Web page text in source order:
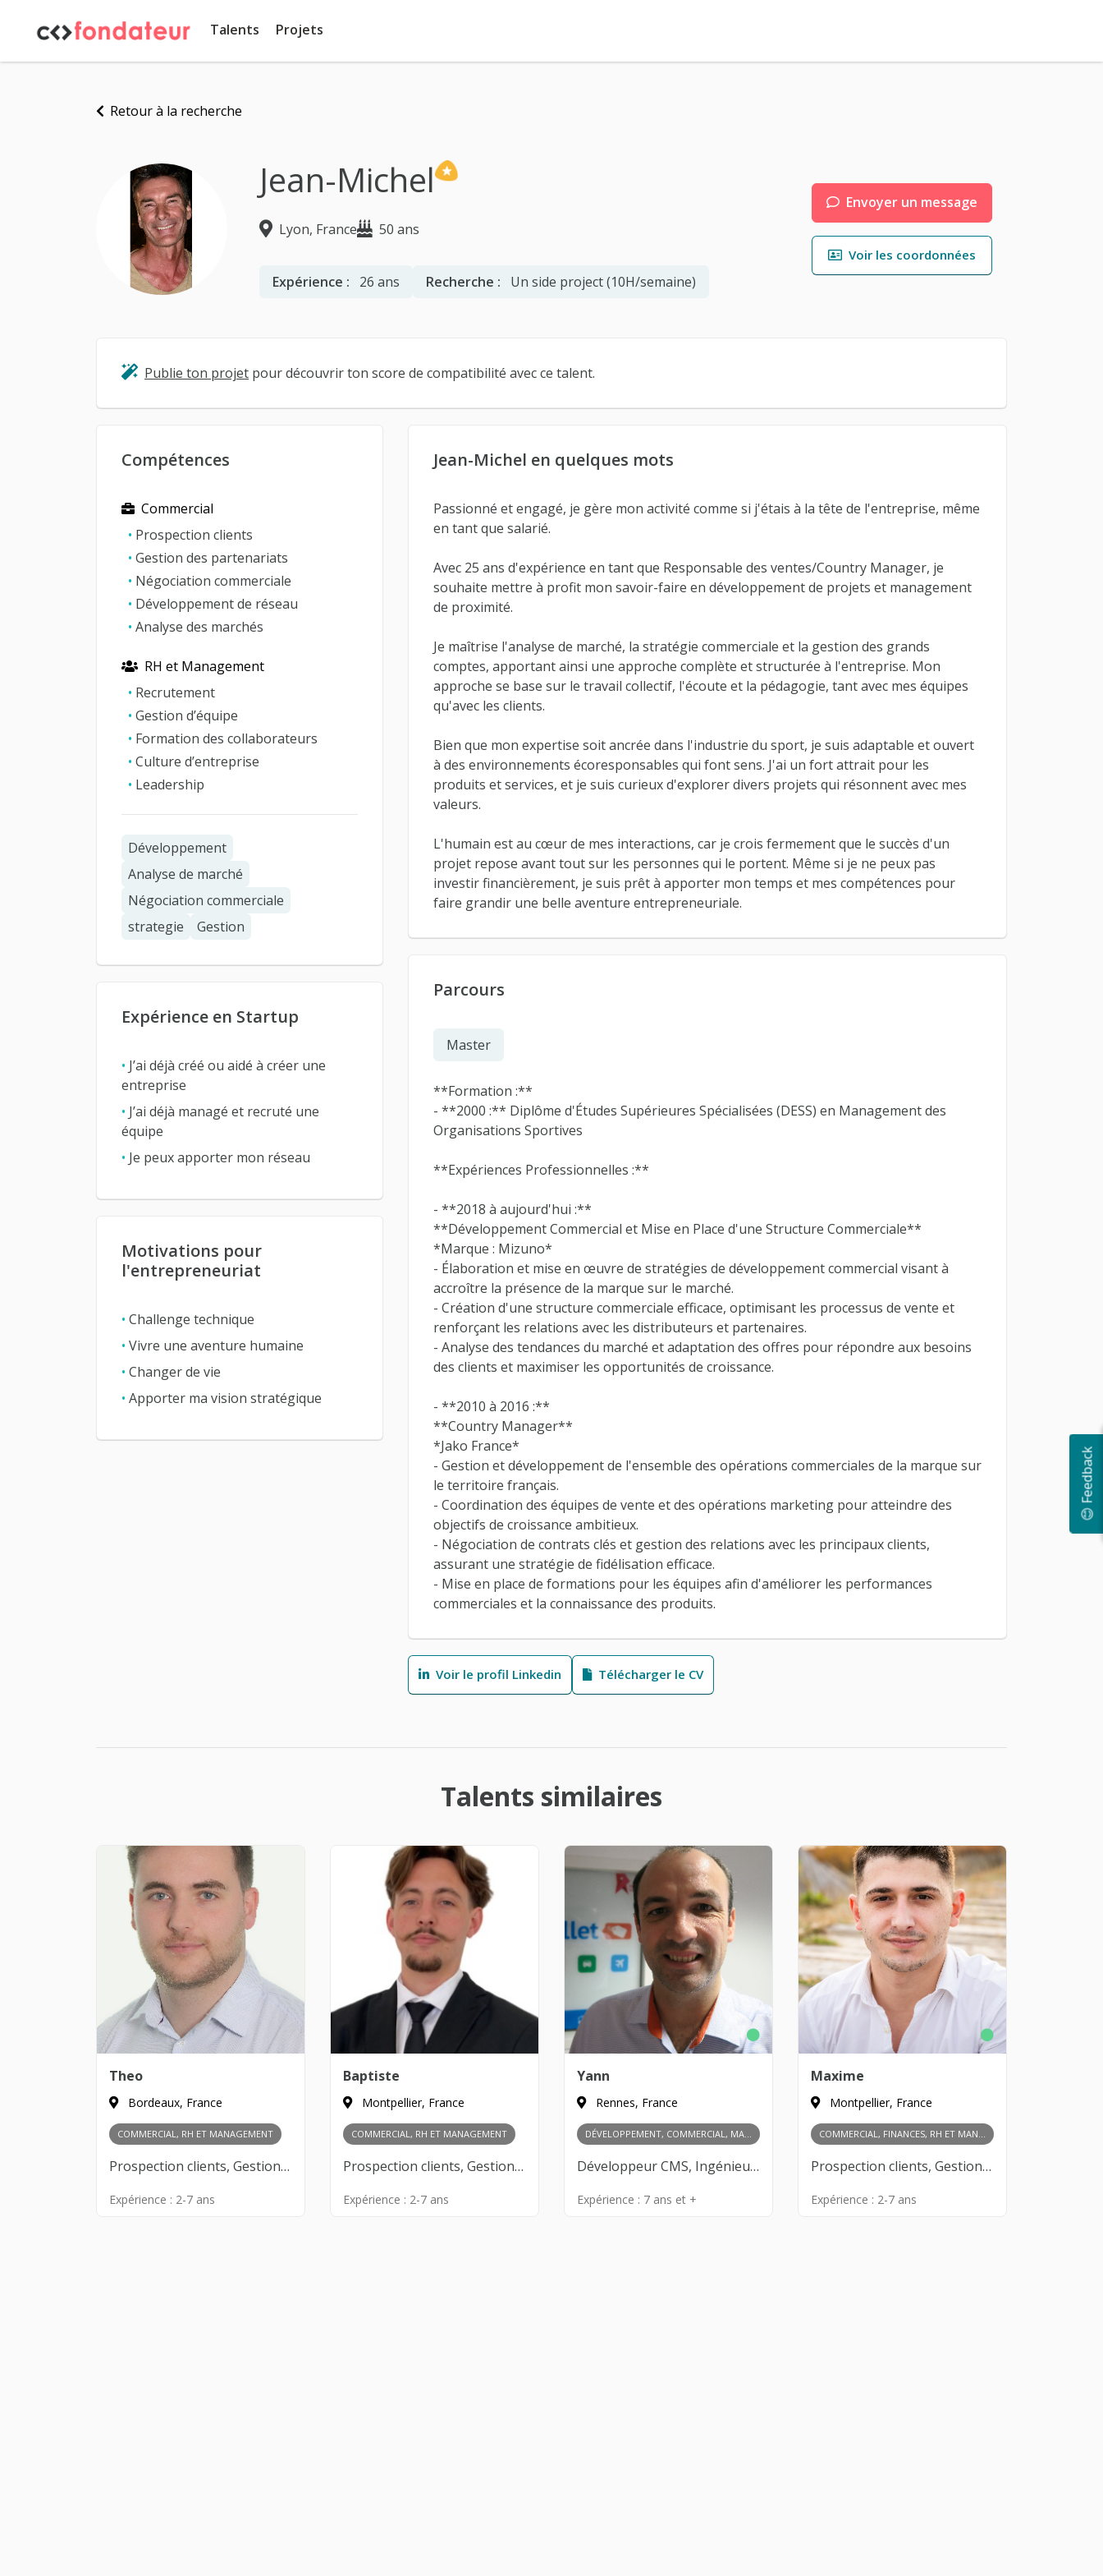
Talents Projets
Retour à la recherche
Jean-Michel
Lyon, France 50 ans
Expérience : 26 ans Recherche : Un side project (10H/semaine)
Envoyer un message
Voir les coordonnées
Publie ton projet pour découvrir ton score de compatibilité avec ce talent.
Jean-Michel en quelques mots
Passionné et engagé, je gère mon activité comme si j'étais à la tête de l'entreprise, même
en tant que salarié.
Avec 25 ans d'expérience en tant que Responsable des ventes/Country Manager, je
souhaite mettre à profit mon savoir-faire en développement de projets et management
de proximité.
Je maîtrise l'analyse de marché, la stratégie commerciale et la gestion des grands
comptes, apportant ainsi une approche complète et structurée à l'entreprise. Mon
approche se base sur le travail collectif, l'écoute et la pédagogie, tant avec mes équipes
qu'avec les clients.
Bien que mon expertise soit ancrée dans l'industrie du sport, je suis adaptable et ouvert
à des environnements écoresponsables qui font sens. J'ai un fort attrait pour les
produits et services, et je suis curieux d'explorer divers projets qui résonnent avec mes
valeurs.
L'humain est au cœur de mes interactions, car je crois fermement que le succès d'un
projet repose avant tout sur les personnes qui le portent. Même si je ne peux pas
investir financièrement, je suis prêt à apporter mon temps et mes compétences pour
faire grandir une belle aventure entrepreneuriale.
Parcours
Master
**Formation :**
- **2000 :** Diplôme d'Études Supérieures Spécialisées (DESS) en Management des
Organisations Sportives
**Expériences Professionnelles :**
- **2018 à aujourd'hui :**
**Développement Commercial et Mise en Place d'une Structure Commerciale**
*Marque : Mizuno*
- Élaboration et mise en œuvre de stratégies de développement commercial visant à
accroître la présence de la marque sur le marché.
- Création d'une structure commerciale efficace, optimisant les processus de vente et
renforçant les relations avec les distributeurs et partenaires.
- Analyse des tendances du marché et adaptation des offres pour répondre aux besoins
des clients et maximiser les opportunités de croissance.
- **2010 à 2016 :**
**Country Manager**
*Jako France*
- Gestion et développement de l'ensemble des opérations commerciales de la marque sur
le territoire français.
- Coordination des équipes de vente et des opérations marketing pour atteindre des
objectifs de croissance ambitieux.
- Négociation de contrats clés et gestion des relations avec les principaux clients,
assurant une stratégie de fidélisation efficace.
- Mise en place de formations pour les équipes afin d'améliorer les performances
commerciales et la connaissance des produits.
Voir le profil Linkedin Télécharger le CV
Compétences
Commercial
• Prospection clients
• Gestion des partenariats
• Négociation commerciale
• Développement de réseau
• Analyse des marchés
RH et Management
• Recrutement
• Gestion d’équipe
• Formation des collaborateurs
• Culture d’entreprise
• Leadership
Développement
Analyse de marché
Négociation commerciale
strategie
Gestion
Expérience en Startup
• J’ai déjà créé ou aidé à créer une
entreprise
• J’ai déjà managé et recruté une
équipe
• Je peux apporter mon réseau
Motivations pour
l'entrepreneuriat
• Challenge technique
• Vivre une aventure humaine
• Changer de vie
• Apporter ma vision stratégique
Talents similaires
Theo
Bordeaux, France
COMMERCIAL, RH ET MANAGEMENT
Prospection clients, Gestion des partenariats, Négociation commerciale, Développement de réseau, Analyse des marchés, Recrutement, Gestion d’équipe, Formation des collaborateurs, Culture d’entreprise, Leadership
Expérience : 2-7 ans
Baptiste
Montpellier, France
COMMERCIAL, RH ET MANAGEMENT
Prospection clients, Gestion des partenariats, Négociation commerciale, Développement de réseau, Analyse des marchés, Recrutement, Gestion d’équipe, Formation des collaborateurs, Culture d’entreprise, Leadership
Expérience : 2-7 ans
Yann
Rennes, France
DÉVELOPPEMENT, COMMERCIAL, MARKETING, FINANCES, PRODUIT, RH ET MANAGEMENT
Développeur CMS, Ingénieur logiciel, Développeur fullstack, SEO/SEA, Growth Hacking, Content Marketing, Publicité en ligne, Relations publiques, Prospection clients, Gestion des partenariats, Négociation commerciale, Développement de réseau, Analyse des marchés, Recherche de financement, Gestion budgétaire, Comptabilité et fiscalité, Levée de fonds, Gestion de trésorerie, Product Management, Design Thinking, Innovation et R&D, Prototypage, Validation de marché, Recrutement, Gestion d’équipe
Expérience : 7 ans et +
Maxime
Montpellier, France
COMMERCIAL, FINANCES, RH ET MANAGEMENT
Prospection clients, Gestion des partenariats, Négociation commerciale, Développement de réseau, Analyse des marchés, Gestion budgétaire, Gestion de trésorerie, Recrutement, Gestion d’équipe, Formation des collaborateurs, Culture d’entreprise, Leadership
Expérience : 2-7 ans
😊 Feedback